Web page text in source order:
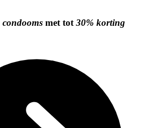
condooms met tot 30% korting